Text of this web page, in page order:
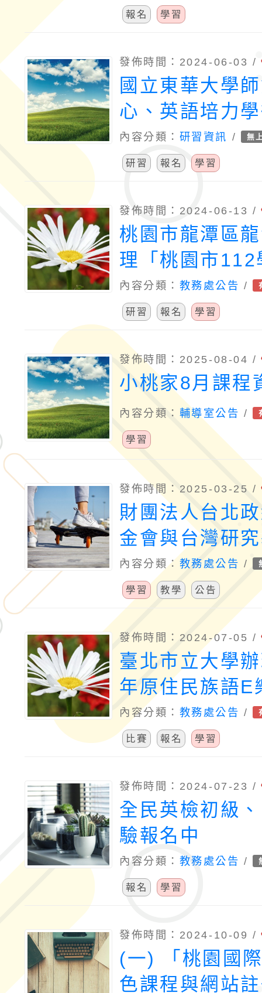
報名 學習
發佈時間：2024-06-03 /
國立東華大學
心、英語培力
花蓮縣英語教
辦理「2024雙
內容分類： 研習資訊 / 無
研習 報名 學習
發佈時間：2024-06-13 /
桃園市龍潭區
理「桃園市112
動國民中小學
進教師客語能
計畫」
內容分類： 教務處公告 /
研習 報名 學習
發佈時間：2025-08-04 /
小桃家8月課程
內容分類： 輔導室公告 /
學習
發佈時間：2025-03-25 /
財團法人台北
金會與台灣研
同出版「創造
程」紀錄片
內容分類： 教務處公告 /
學習 教學 公告
發佈時間：2024-07-05 /
臺北市立大學
年原住民族語E
本徵稿活動」
內容分類： 教務處公告 /
比賽 報名 學習
發佈時間：2024-07-23 /
全民英檢初級
驗報名中
內容分類： 教務處公告 /
報名 學習
發佈時間：2024-10-09 /
(一) 「桃園國
色課程與網站